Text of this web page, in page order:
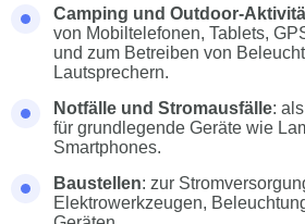
Camping und Outdoor-
von Mobiltelefonen, Tablets,
und zum Betreiben von
Lautsprechern.
Notfälle und Stromausfälle:
für grundlegende Geräte wie
Smartphones.
Baustellen: zur
Elektrowerkzeugen,